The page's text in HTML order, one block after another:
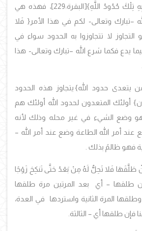
تِلْكَ حُدُودُ اللَّهِ}[البقرة:229]،
فهذه هي
–تبارك وتعالى- لكم في هذا الأمر{ فَلا
التجاوز لا تتجاوزوا به الحدود سواء في
يدع فكما شرع الله –تبارك وتعالى- هذا
يتعدى حدود الله}يتجاوز هذه الحدود
أولئك المتعدون لحدود الله أولئك هم
وضع الشيء في غير محله وذلك لأنه
أمر الله الطاعة وضع عند أمر الله –
فهو ظالمً بذلك .
طَلَّقَهَا فَلا تَحِلُّ لَهُ مِنْ بَعْدُ حَتَّى تَنكِحَ زَوْجًا
فإن طلقها – أي بعد المرتين مرة طلقها
المرة الثانية واستردها في العدة،
فإن طلقها أي – الثالثة.